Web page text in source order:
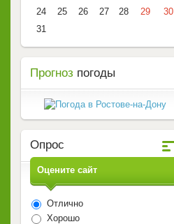
24
25 26 27 28 29
30
31
Прогноз погоды
Опрос
Оцените сайт
Отлично
Хорошо